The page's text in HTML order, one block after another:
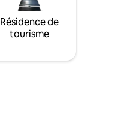
Résidence de
tourisme